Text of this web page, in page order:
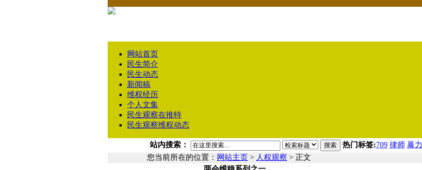
网站首页
民生简介
民生动态
新闻稿
维权经历
个人文集
民生观察在推特
民生观察维权动态
站内搜索： 搜索 热门标签:709 律师 暴力
您当前所在的位置： 网站主页 > 人权观察 > 正文